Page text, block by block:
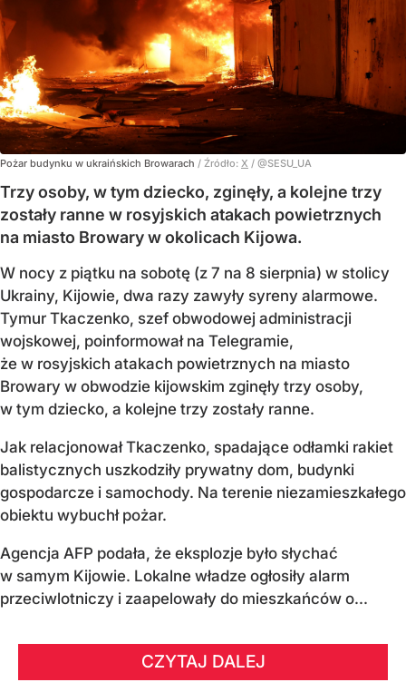
Pożar budynku w ukraińskich Browarach / Źródło: X / @SESU_UA
Trzy osoby, w tym dziecko, zginęły, a kolejne trzy
zostały ranne w rosyjskich atakach powietrznych
na miasto Browary w okolicach Kijowa.
W nocy z piątku na sobotę (z 7 na 8 sierpnia) w stolicy
Ukrainy, Kijowie, dwa razy zawyły syreny alarmowe.
Tymur Tkaczenko, szef obwodowej administracji
wojskowej, poinformował na Telegramie,
że w rosyjskich atakach powietrznych na miasto
Browary w obwodzie kijowskim zginęły trzy osoby,
w tym dziecko, a kolejne trzy zostały ranne.
Jak relacjonował Tkaczenko, spadające odłamki rakiet
balistycznych uszkodziły prywatny dom, budynki
gospodarcze i samochody. Na terenie niezamieszkałego
obiektu wybuchł pożar.
Agencja AFP podała, że eksplozje było słychać
w samym Kijowie. Lokalne władze ogłosiły alarm
przeciwlotniczy i zaapelowały do mieszkańców o...
CZYTAJ DALEJ